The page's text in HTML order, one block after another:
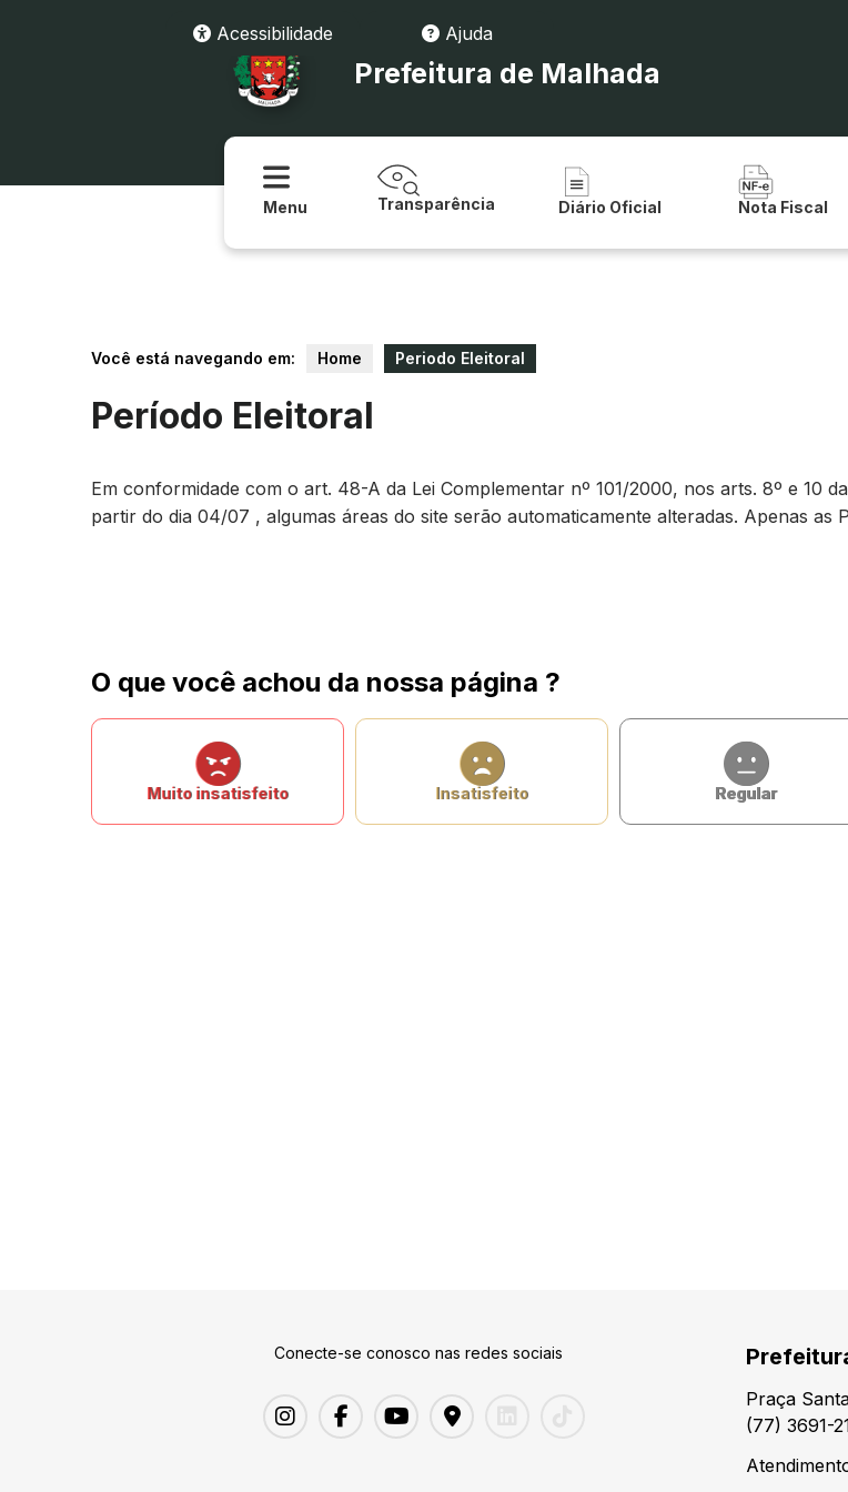
Acessibilidade
Ajuda
Prefeitura de Malhada
Menu Transparência Diário Oficial Nota Fiscal
Você está navegando em: Home Periodo Eleitoral
Período Eleitoral
Em conformidade com o art. 48-A da Lei Complementar nº 101/2000, nos arts. 8º e 10
partir do dia 04/07 , algumas áreas do site serão automaticamente alteradas. Apenas as
O que você achou da nossa página ?
Muito insatisfeito Insatisfeito Regular
Conecte-se conosco nas redes sociais
Praça
(77) 3691-